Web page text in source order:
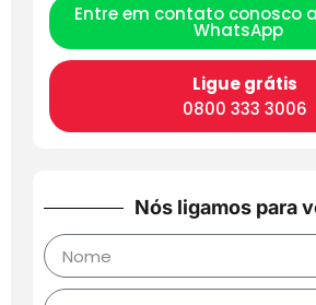
Entre em contato conosco
WhatsApp
Ligue grátis
0800 333 3006
Nós ligamos para